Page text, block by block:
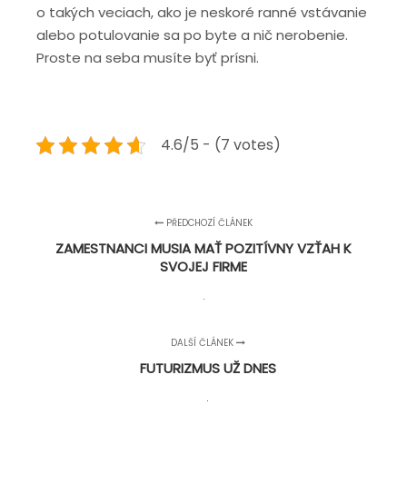
o takých veciach, ako je neskoré ranné vstávanie
alebo potulovanie sa po byte a nič nerobenie.
Proste na seba musíte byť prísni.
4.6/5 - (7 votes)
PŘEDCHOZÍ ČLÁNEK
ZAMESTNANCI MUSIA MAŤ POZITÍVNY VZŤAH K
SVOJEJ FIRME
DALŠÍ ČLÁNEK
FUTURIZMUS UŽ DNES